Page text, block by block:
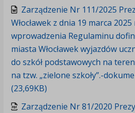
Zarządzenie Nr 111/2025
Włocławek z dnia 19 marca
wprowadzenia Regulaminu
miasta Włocławek wyjazdów
do szkół podstawowych na
na tzw. „zielone szkoły”.-
(23,69KB)
Zarządzenie Nr 81/2020